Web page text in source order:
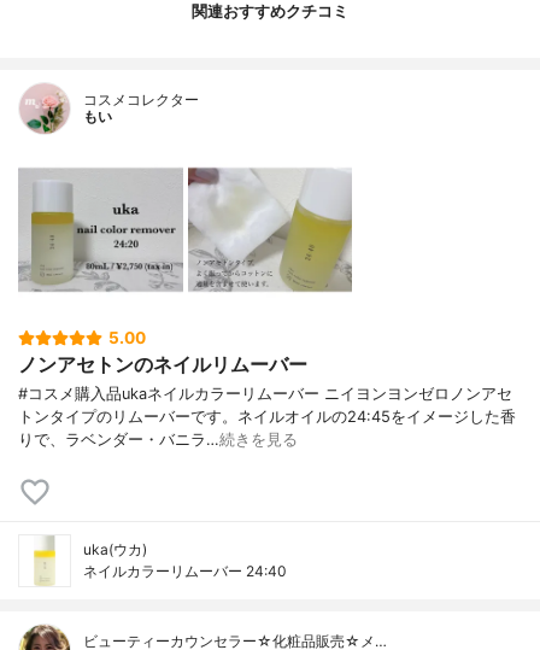
関連おすすめクチコミ
コスメコレクター
もい
5.00
ノンアセトンのネイルリムーバー
#コスメ購入品ukaネイルカラーリムーバー ニイヨンヨンゼロノンアセ
トンタイプのリムーバーです。ネイルオイルの24:45をイメージした香
りで、ラベンダー・バニラ…続きを見る
uka(ウカ)
ネイルカラーリムーバー 24:40
ビューティーカウンセラー☆化粧品販売☆メ…